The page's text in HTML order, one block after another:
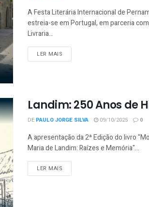
A Festa Literária Internacional de
estreia-se em Portugal, em parceria
Livraria...
LER MAIS
Landim: 250 Anos de
DE PAULO JORGE SILVA 09/10/2025 0
A apresentação da 2ª Edição do livro
Maria de Landim: Raízes e Memória"...
LER MAIS